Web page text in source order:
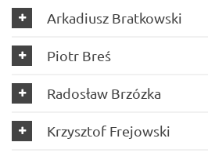
Arkadiusz Bratkowski
Piotr Breś
Radosław Brzózka
Krzysztof Frejowski